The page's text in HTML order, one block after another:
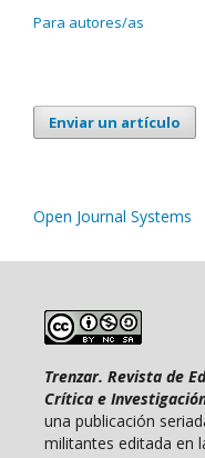
Para autores/as
Enviar un artículo
Open Journal Systems
Trenzar. Revista de
Crítica e
una publicación
militantes editada en